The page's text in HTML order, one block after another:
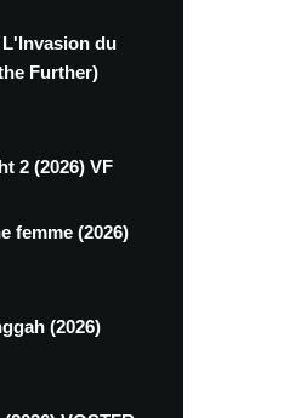
du
Further)
2 (2026) VF
femme (2026)
(2026)